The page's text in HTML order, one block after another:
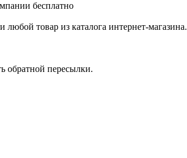
бесплатно
товар из каталога интернет-магазина.
обратной пересылки.